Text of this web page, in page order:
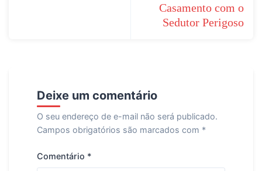
Casamento com o
Sedutor Perigoso
Deixe um comentário
O seu endereço de e-mail não será publicado.
Campos obrigatórios são marcados com *
Comentário *